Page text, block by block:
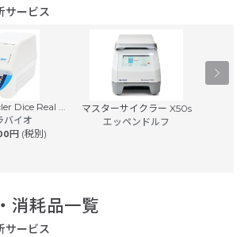
ービス
Dice Real ...
バイオ
円 (税別)
マスターサイクラー X50s
エッペンドルフ
消耗品一覧
ービス